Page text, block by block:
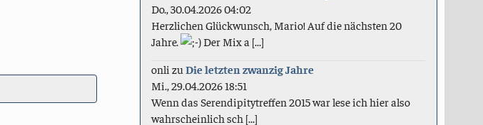
Do., 30.04.2026 04:02
Herzlichen Glückwunsch, Mario! Auf die nächsten 20
Jahre.
Der Mix a [...]
onli zuDie letzten zwanzig Jahre
Mi., 29.04.2026 18:51
Wenn das Serendipitytreffen 2015 war lese ich hier also
wahrscheinlich sch [...]